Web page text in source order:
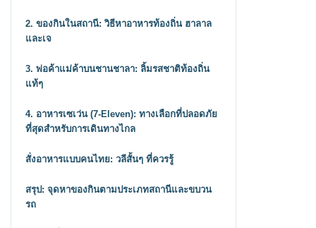
2. ของกินในสถานี: วิธีหาอาหารท้องถิ่น ฮาลาล
และเจ
3. พ่อค้าแม่ค้าบนชานชาลา: ลิ้มรสชาติท้องถิ่น
แท้ๆ
4. อาหารเซเว่น (7-Eleven): ทางเลือกที่ปลอดภัย
ที่สุดสำหรับการเดินทางไกล
สั่งอาหารแบบคนไทย: วลีสั้นๆ ที่ควรรู้
สรุป: จุดหาของกินตามประเภทสถานีและขบวน
รถ